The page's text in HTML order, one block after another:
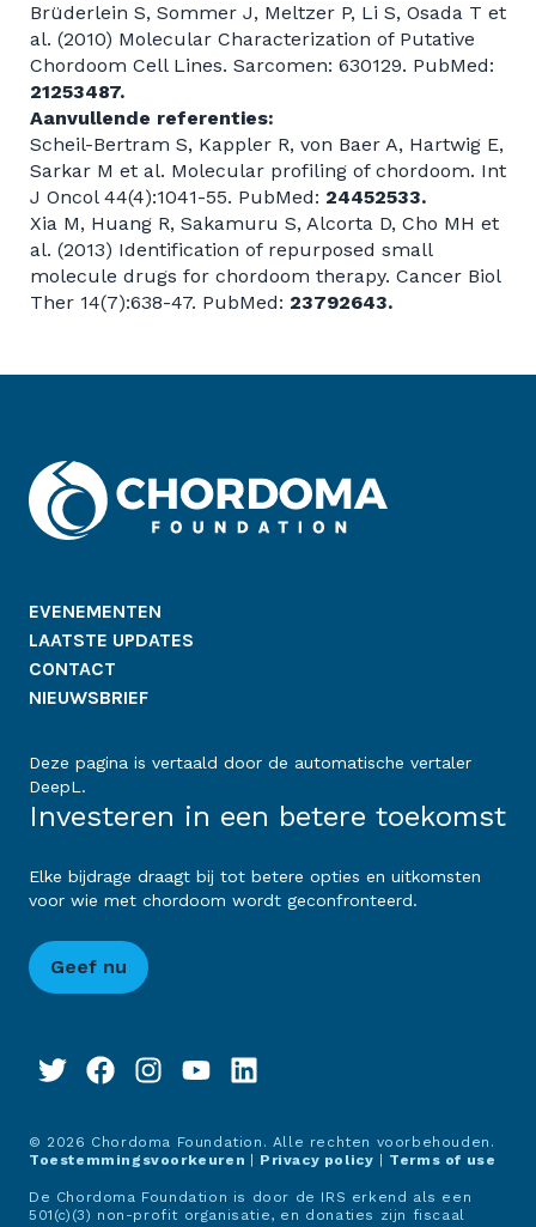
Brüderlein S, Sommer J, Meltzer P, Li S, Osada T et
al. (2010) Molecular Characterization of Putative
Chordoom Cell Lines. Sarcomen: 630129. PubMed:
21253487.
Aanvullende referenties:
Scheil-Bertram S, Kappler R, von Baer A, Hartwig E,
Sarkar M et al. Molecular profiling of chordoom. Int
J Oncol 44(4):1041-55. PubMed: 24452533.
Xia M, Huang R, Sakamuru S, Alcorta D, Cho MH et
al. (2013) Identification of repurposed small
molecule drugs for chordoom therapy. Cancer Biol
Ther 14(7):638-47. PubMed: 23792643.
EVENEMENTEN
LAATSTE UPDATES
CONTACT
NIEUWSBRIEF
Deze pagina is vertaald door de automatische vertaler
DeepL.
Investeren in een betere toekomst
Elke bijdrage draagt bij tot betere opties en uitkomsten
voor wie met chordoom wordt geconfronteerd.
Geef nu
© 2026 Chordoma Foundation. Alle rechten voorbehouden.
Toestemmingsvoorkeuren
Privacy policy Terms of use
De Chordoma Foundation is door de IRS erkend als een
501(c)(3) non-profit organisatie, en donaties zijn fiscaal